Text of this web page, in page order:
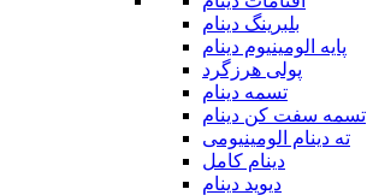
بلبرینگ دینام
پایه الومینیوم دینام
پولی هرزگرد
تسمه دینام
تسمه سفت کن دینام
ته دینام الومینیومی
دینام کامل
دیوید دینام